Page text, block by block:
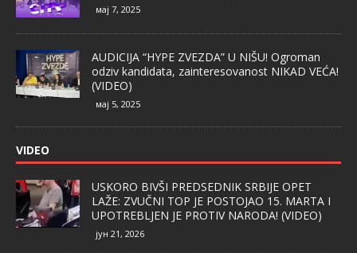
мај 7, 2025
AUDICIJA “HYPE ZVEZDA” U NIŠU! Ogroman
odziv kandidata, zainteresovanost NIKAD VEĆA!
(VIDEO)
мај 5, 2025
VIDEO
USKORO BIVŠI PREDSEDNIK SRBIJE OPET
LAŽE: ZVUČNI TOP JE POSTOJAO 15. MARTA I
UPOTREBLJEN JE PROTIV NARODA! (VIDEO)
јун 21, 2026